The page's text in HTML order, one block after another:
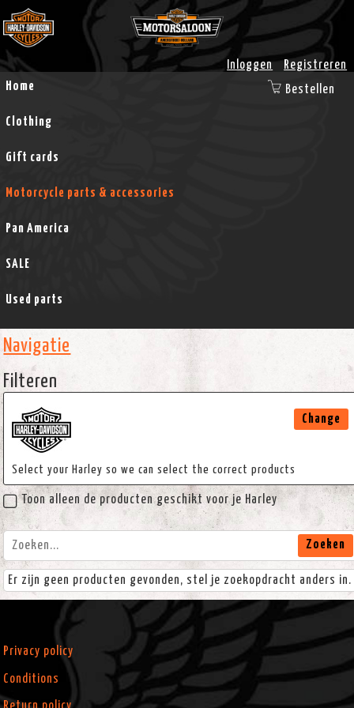
Inloggen
Registreren
Home
Clothing
Gift cards
Motorcycle parts & accessories
Pan America
SALE
Used parts
Bestellen
Navigatie
Filteren
Select your Harley so we can select the correct products
Change
Toon alleen de producten geschikt voor je Harley
Zoeken
Er zijn geen producten gevonden, stel je zoekopdracht anders in.
Privacy policy
Conditions